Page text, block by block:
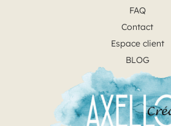
FAQ
Contact
Espace client
BLOG